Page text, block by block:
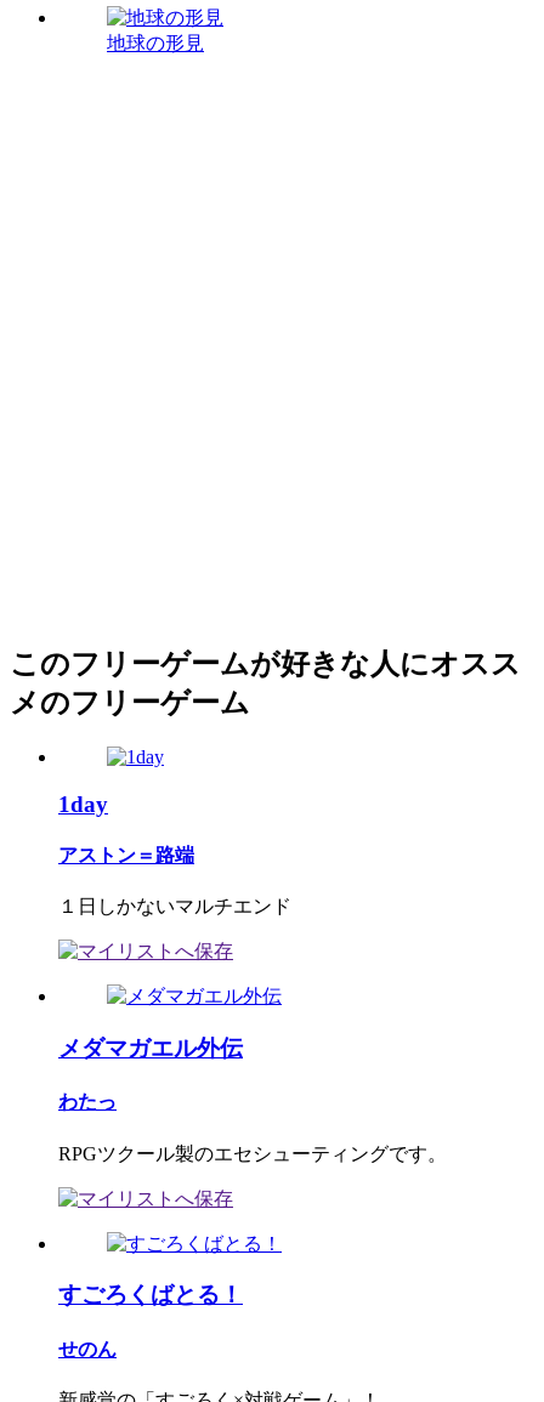
地球の形見
このフリーゲームが好きな人にオスス
メのフリーゲーム
1day
アストン＝路端
１日しかないマルチエンド
メダマガエル外伝
わたっ
RPGツクール製のエセシューティングです。
すごろくばとる！
せのん